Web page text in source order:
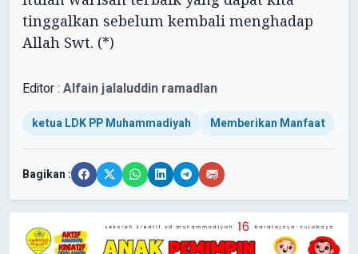
tinggalkan sebelum kembali menghadap
Allah Swt. (*)
Editor : Alfain jalaluddin ramadlan
ketua LDK PP Muhammadiyah Memberikan Manfaat
Bagikan :